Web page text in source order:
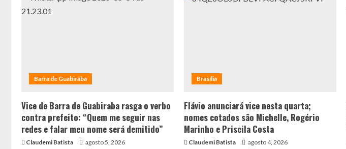
Barra de Guabiraba
Vice de Barra de Guabiraba rasga o verbo
contra prefeito: “Quem me seguir nas
redes e falar meu nome será demitido”
Claudemi Batista agosto 5, 2026
Brasília
Flávio anunciará vice nesta quarta;
nomes cotados são Michelle, Rogério
Marinho e Priscila Costa
Claudemi Batista agosto 4, 2026